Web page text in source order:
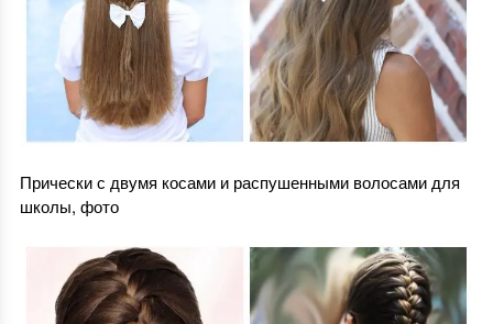
Прически с двумя косами и распушенными волосами для
школы, фото